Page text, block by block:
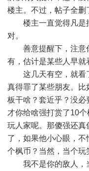
楼主。不过，帖子全删
楼主一直觉得凡是
对。
善意提醒下，注意
有，估计是某些人早就
这几天有空，就看
真得罪了某些朋友。
板干啥？套近乎？没必
才你给啥强打赏了10
玩人家呢。那傻强还
了，如果他小心眼，
个枫币？当然，当个玩
我不是你的敌人，